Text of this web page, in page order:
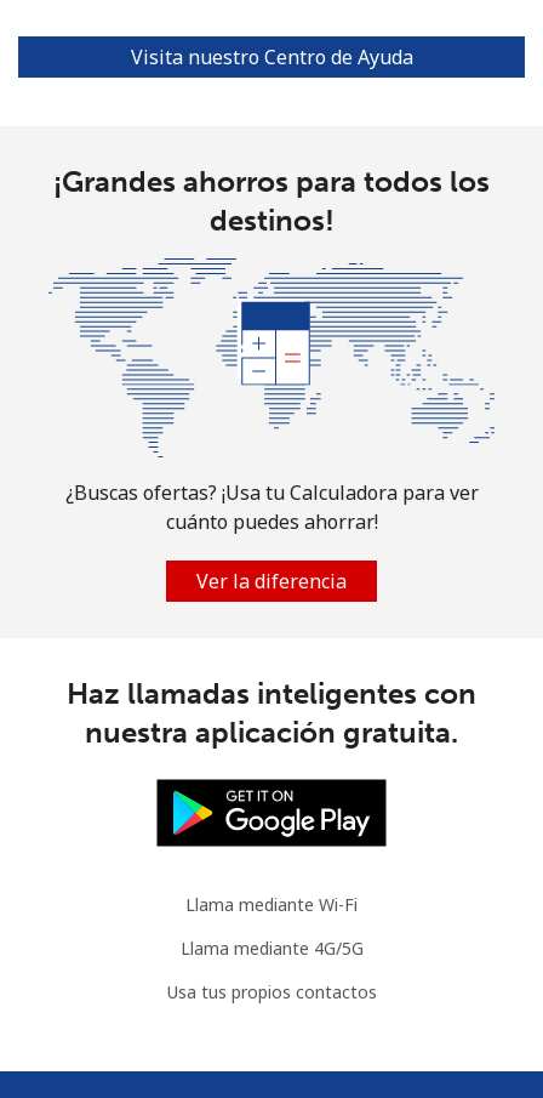
Visita nuestro Centro de Ayuda
¡Grandes ahorros para todos los
destinos!
¿Buscas ofertas? ¡Usa tu Calculadora para ver
cuánto puedes ahorrar!
Ver la diferencia
Haz llamadas inteligentes con
nuestra aplicación gratuita.
Llama mediante Wi-Fi
Llama mediante 4G/5G
Usa tus propios contactos